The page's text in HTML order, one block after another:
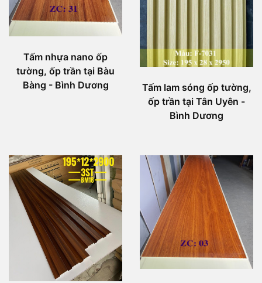
Tấm nhựa nano ốp
tường, ốp trần tại Bàu
Bàng - Bình Dương
Tấm lam sóng ốp tường,
ốp trần tại Tân Uyên -
Bình Dương